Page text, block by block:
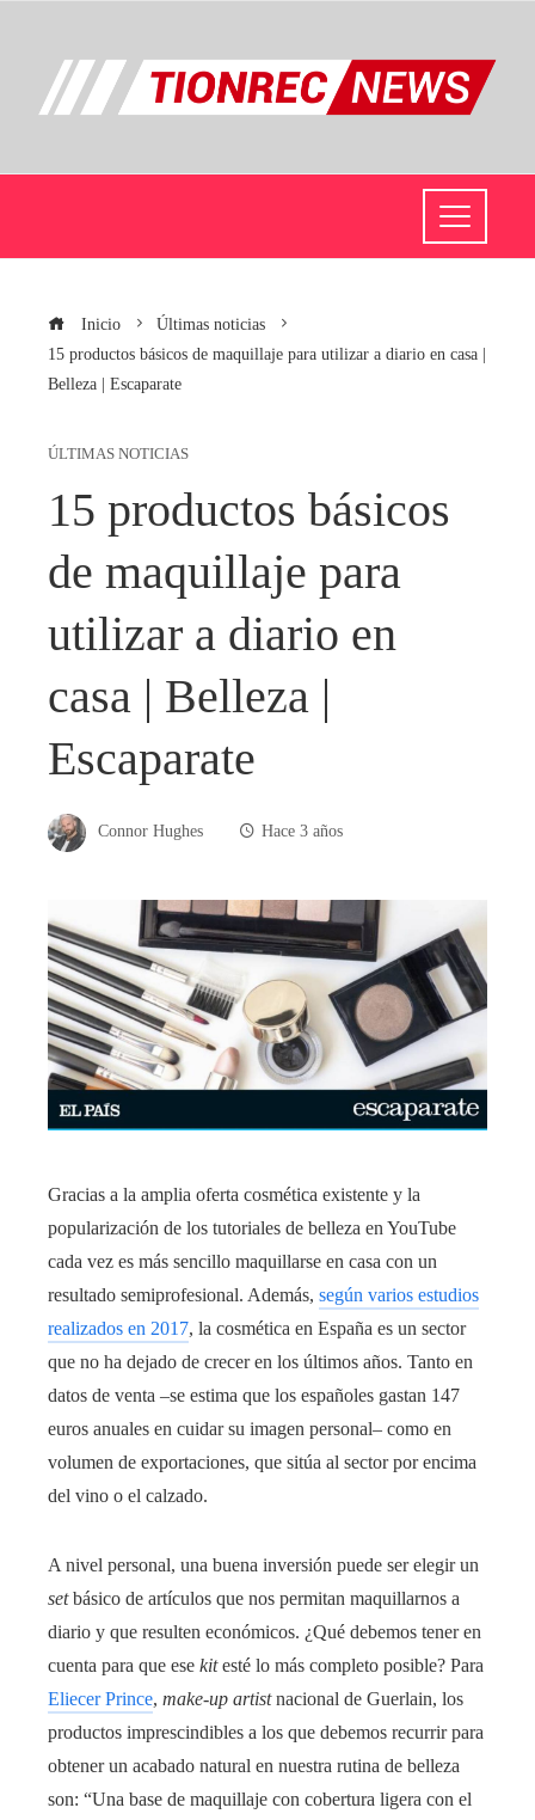
Inicio
Últimas noticias
15 productos básicos de maquillaje para utilizar a diario en casa |
Belleza | Escaparate
ÚLTIMAS NOTICIAS
15 productos básicos
de maquillaje para
utilizar a diario en
casa | Belleza |
Escaparate
Connor Hughes Hace 3 años
Gracias a la amplia oferta cosmética existente y la
popularización de los tutoriales de belleza en YouTube
cada vez es más sencillo maquillarse en casa con un
resultado semiprofesional. Además, según varios estudios
realizados en 2017, la cosmética en España es un sector
que no ha dejado de crecer en los últimos años. Tanto en
datos de venta –se estima que los españoles gastan 147
euros anuales en cuidar su imagen personal– como en
volumen de exportaciones, que sitúa al sector por encima
del vino o el calzado.
A nivel personal, una buena inversión puede ser elegir un
setbásico de artículos que nos permitan maquillarnos a
diario y que resulten económicos. ¿Qué debemos tener en
cuenta para que ese kitesté lo más completo posible? Para
Eliecer Prince, make-up artistnacional de Guerlain, los
productos imprescindibles a los que debemos recurrir para
obtener un acabado natural en nuestra rutina de belleza
son: “Una base de maquillaje con cobertura ligera con el